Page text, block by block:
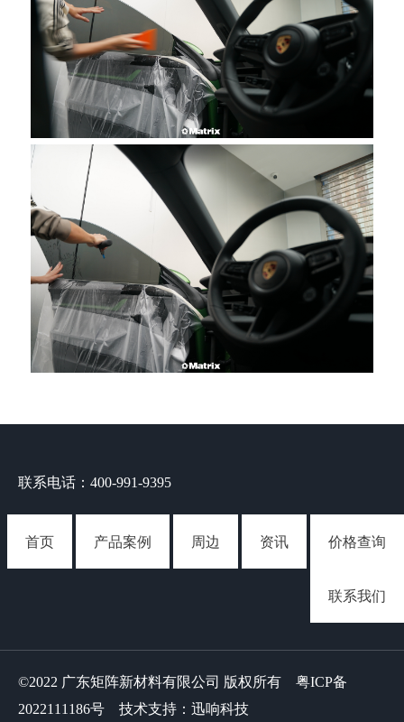
联系电话：400-991-9395
首页 产品案例 周边 资讯 价格查询
联系我们
©2022 广东矩阵新材料有限公司 版权所有 粤ICP备
2022111186号 技术支持：迅响科技